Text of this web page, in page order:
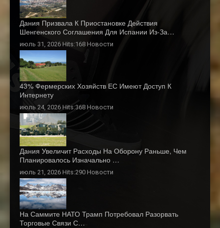
Дания Призвала К Приостановке Действия
Шенгенского Соглашения Для Испании Из-За…
июль 31, 2026 Hits:168 Новости
43% Фермерских Хозяйств ЕС Имеют Доступ К
Интернету
июль 24, 2026 Hits:368 Новости
Дания Увеличит Расходы На Оборону Раньше, Чем
Планировалось Изначально …
июль 21, 2026 Hits:290 Новости
На Саммите НАТО Трамп Потребовал Разорвать
Торговые Связи С…